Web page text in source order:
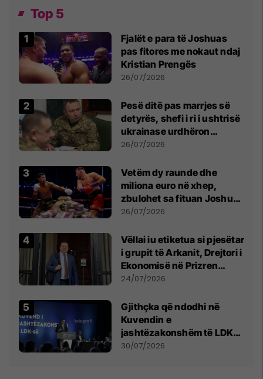
Top 5
Fjalët e para të Joshuas
pas fitores me nokaut ndaj
Kristian Prengës
26/07/2026
Pesë ditë pas marrjes së
detyrës, shefi i ri i ushtrisë
ukrainase urdhëron
kontroll të madh
26/07/2026
Vetëm dy raunde dhe
miliona euro në xhep,
zbulohet sa fituan Joshua
e Prenga
26/07/2026
Vëllai iu etiketua si pjesëtar
i grupit të Arkanit, Drejtori i
Ekonomisë në Prizren
mohon pretendimet
24/07/2026
Gjithçka që ndodhi në
Kuvendin e
jashtëzakonshëm të LDK-
së
30/07/2026